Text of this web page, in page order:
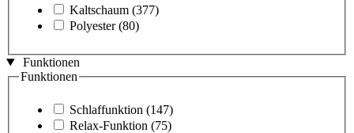
Kaltschaum (377)
Polyester (80)
Funktionen
Funktionen
Schlaffunktion (147)
Relax-Funktion (75)